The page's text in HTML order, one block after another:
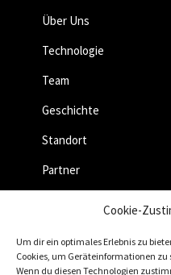
Cookie-
Um dir ein optimales Erlebnis zu
Cookies, um Geräteinformationen
Wenn du diesen Technologien
Über Uns
Technologie
Team
Geschichte
Standort
Partner